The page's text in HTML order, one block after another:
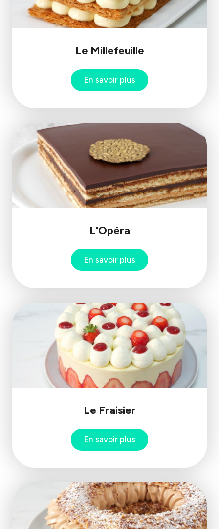
Le Millefeuille
En savoir plus
L'Opéra
En savoir plus
Le Fraisier
En savoir plus